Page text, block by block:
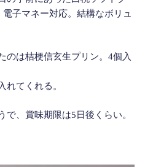
子マネー対応。結構なボリュ
のは桔梗信玄生プリン。4個入
れてくれる。
で、賞味期限は5日後くらい。